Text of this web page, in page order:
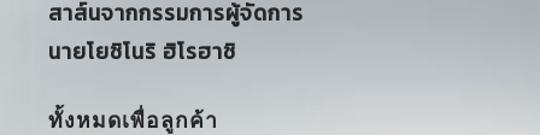
สาส์นจากกรรมการผู้จัดการ
นายโยชิโนริ ฮิโรฮาชิ
ทั้งหมดเพื่อลูกค้า